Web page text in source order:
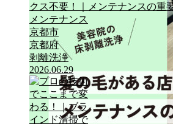
クス不要！｜メンテナンスの重
メンテナンス
京都市
京都府
剥離洗浄
2026.06.29